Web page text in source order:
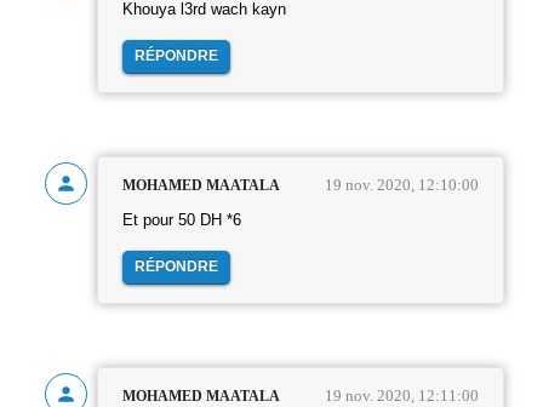
Khouya l3rd wach kayn
RÉPONDRE
MOHAMED MAATALA 19 nov. 2020, 12:10:00
Et pour 50 DH *6
RÉPONDRE
MOHAMED MAATALA 19 nov. 2020, 12:11:00